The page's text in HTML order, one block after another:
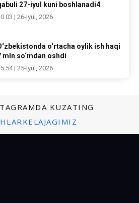
27-iyul kuni boshlanadi4
| 26-Iyul, 2026
o‘rtacha oylik ish haqi
mln so‘mdan oshdi
| 25-Iyul, 2026
KUZATING